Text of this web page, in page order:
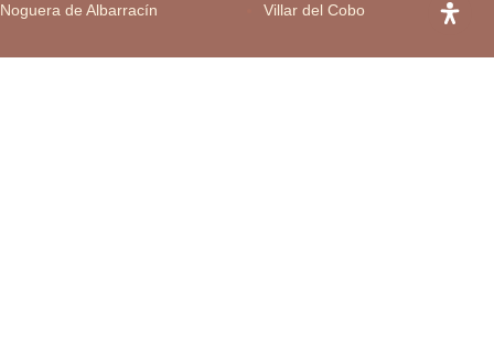
Noguera de Albarracín
Villar del Cobo